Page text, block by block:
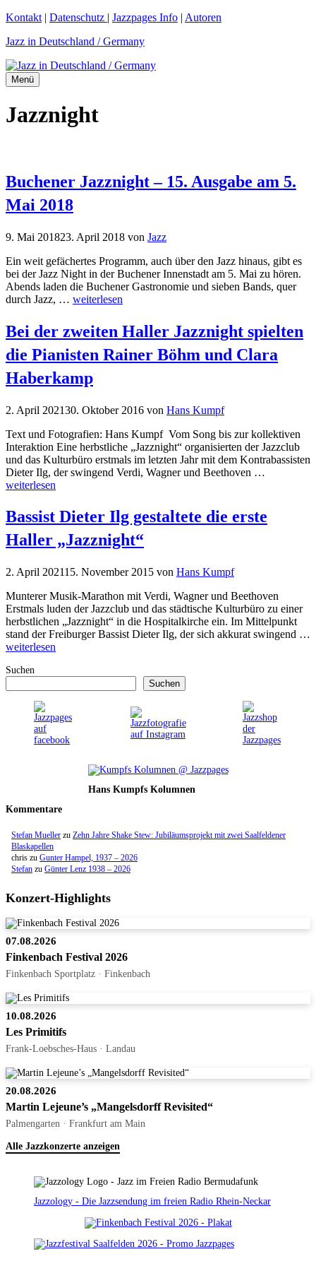
Zum
springen
Kontakt | Datenschutz | Jazzpages Info | Autoren
Jazz in Deutschland / Germany
Menü
Jazznight
Buchener Jazznight – 15. Ausgabe am 5.
Mai 2018
9. Mai 201823. April 2018 von Jazz
Ein weit gefächertes Programm, auch über den Jazz hinaus, gibt es
bei der Jazz Night in der Buchener Innenstadt am 5. Mai zu hören.
Abends laden die Buchener Gastronomie und sieben Bands, quer
durch Jazz, … weiterlesen
Bei der zweiten Haller Jazznight spielten
die Pianisten Rainer Böhm und Clara
Haberkamp
2. April 202130. Oktober 2016 von Hans Kumpf
Text und Fotografien: Hans Kumpf Vom Song bis zur kollektiven
Interaktion Eine herbstliche „Jazznight“ organisierten der Jazzclub
und das Kulturbüro erstmals im letzten Jahr mit dem Kontrabassisten
Dieter Ilg, der swingend Verdi, Wagner und Beethoven …
weiterlesen
Bassist Dieter Ilg gestaltete die erste
Haller „Jazznight“
2. April 202115. November 2015 von Hans Kumpf
Munterer Musik-Marathon mit Verdi, Wagner und Beethoven
Erstmals luden der Jazzclub und das städtische Kulturbüro zu einer
herbstlichen „Jazznight“ in die Hospitalkirche ein. Im Mittelpunkt
stand der Freiburger Bassist Dieter Ilg, der sich akkurat swingend …
weiterlesen
Suchen
Suchen
Hans Kumpfs Kolumnen
Kommentare
Stefan Mueller zu Zehn Jahre Shake Stew: Jubiläumsprojekt mit zwei Saalfeldener
Blaskapellen
chris zu Gunter Hampel, 1937 – 2026
Stefan zu Günter Lenz 1938 – 2026
Konzert-Highlights
07.08.2026
Finkenbach Festival 2026
Finkenbach Sportplatz · Finkenbach
10.08.2026
Les Primitifs
Frank-Loebsches-Haus · Landau
20.08.2026
Martin Lejeune’s „Mangelsdorff Revisited“
Palmengarten · Frankfurt am Main
Alle Jazzkonzerte anzeigen
Jazzology - Die Jazzsendung im freien Radio Rhein-Neckar